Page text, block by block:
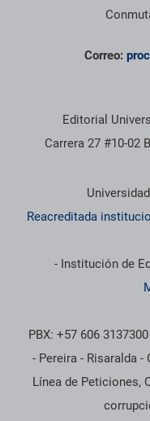
Correo:
Editorial
Carrera 27 #10-02
Información
Reacreditada
- Institución de
PBX: +57 606
- Pereira - Risaralda
Línea de Peticiones,